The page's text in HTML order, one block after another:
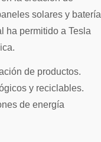
solares y
ha permitido a Tesla
de productos.
y reciclables.
de energía